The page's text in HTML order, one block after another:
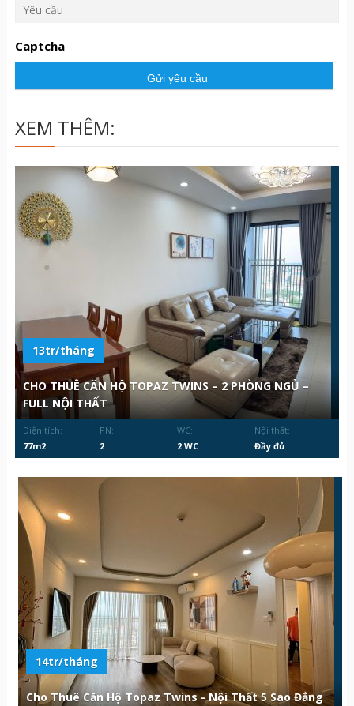
c
ầ
Captcha
XEM THÊM:
13tr/tháng
CHO THUÊ CĂN HỘ TOPAZ TWINS – 2 PHÒNG NGỦ –
FULL NỘI THẤT
Diện tích:
77m2
PN:
2
WC:
2 WC
Nội thất:
Đầy đủ
14tr/tháng
Cho Thuê Căn Hộ Topaz Twins - Nội Thất 5 Sao Đẳng